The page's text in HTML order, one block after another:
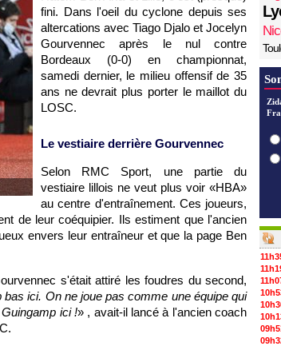
fini. Dans l'oeil du cyclone depuis ses
altercations avec Tiago Djalo et Jocelyn
Gourvennec après le nul contre
Bordeaux (0-0) en championnat,
samedi dernier, le milieu offensif de 35
ans ne devrait plus porter le maillot du
LOSC.
Le vestiaire derrière Gourvennec
Selon RMC Sport, une partie du
vestiaire lillois ne veut plus voir «HBA»
au centre d'entraînement. Ces joueurs,
de leur coéquipier. Ils estiment que l'ancien
envers leur entraîneur et que la page Ben
s'était attiré les foudres du second,
bas ici. On ne joue pas comme une équipe qui
ici !» , avait-il lancé à l'ancien coach